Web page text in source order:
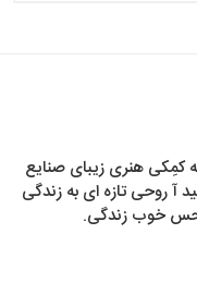
کمِکی هنری زیبای صنایع
آ روحی تازه ای به زندگی
حس خوب زندگی.